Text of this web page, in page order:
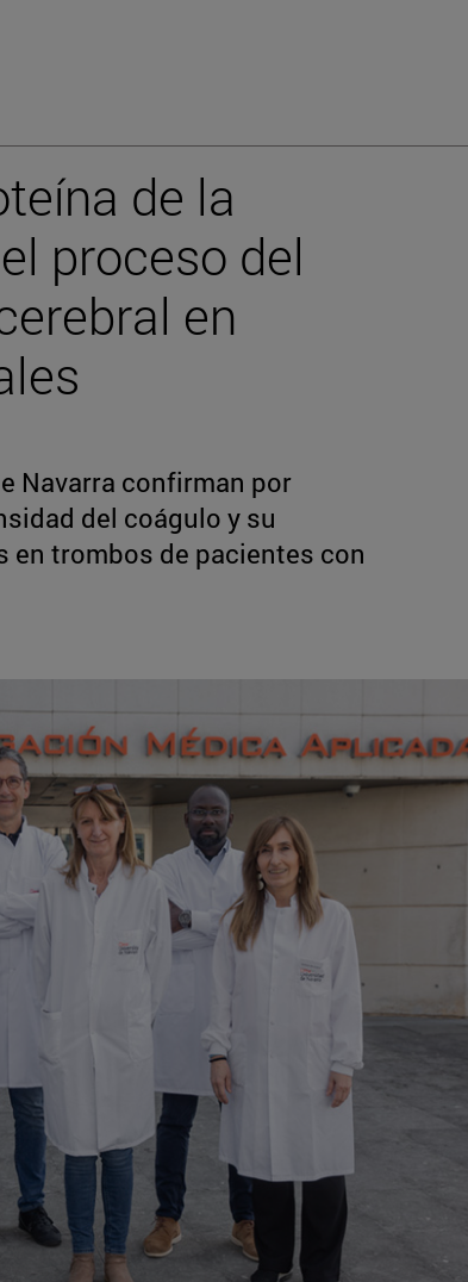
de la
proceso del
en
Navarra confirman por
del coágulo y su
trombos de pacientes con